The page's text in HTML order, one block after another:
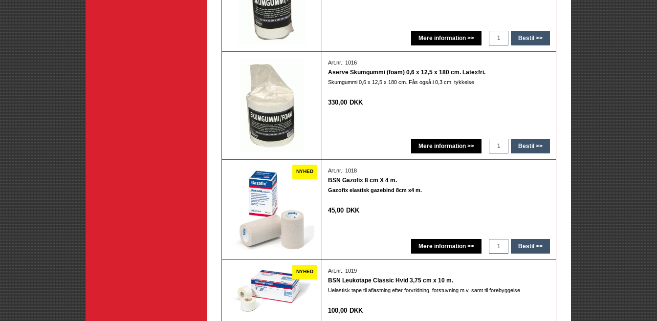
Art.nr.: 1016
Aserve Skumgummi (foam) 0,6 x 12,5 x 180 cm. Latexfri.
Skumgummi 0,6 x 12,5 x 180 cm. Fås også i 0,3 cm. tykkelse.
330,00 DKK
Art.nr.: 1018
BSN Gazofix 8 cm X 4 m.
Gazofix elastisk gazebind 8cm x4 m.
45,00 DKK
Art.nr.: 1019
BSN Leukotape Classic Hvid 3,75 cm x 10 m.
Uelastisk tape til aflastning efter forvridning, forstuvning m.v. samt til forebyggelse.
100,00 DKK